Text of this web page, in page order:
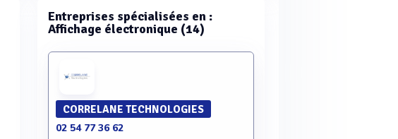
Entreprises spécialisées en :
Affichage électronique (14)
CORRELANE TECHNOLOGIES
02 54 77 36 62